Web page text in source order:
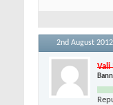
2nd August
Vali